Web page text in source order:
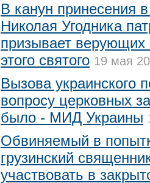
В канун принесения
Николая Угодника
призывает верующих
этого святого 19 мая
Вызова украинского
вопросу церковных
было - МИД Украины
Обвиняемый в
грузинский
участвовать в